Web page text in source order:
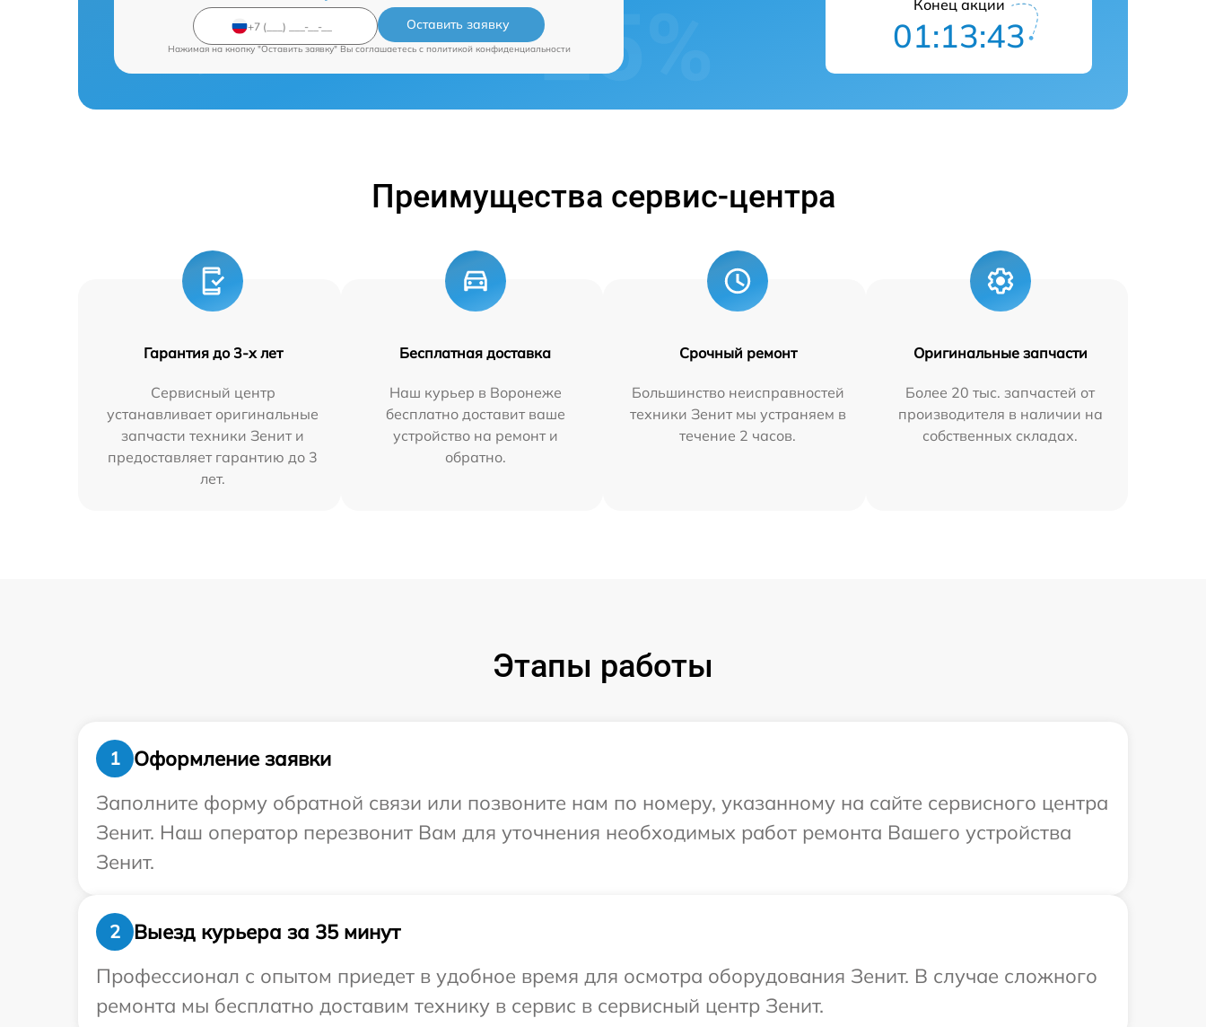
Оставить заявку
Нажимая на кнопку "Оставить заявку" Вы соглашаетесь c политикой конфиденциальности
Конец акции
01:13:42
Преимущества сервис-центра
Гарантия до 3-х лет
Сервисный центр
устанавливает оригинальные
запчасти техники Зенит и
предоставляет гарантию до 3
лет.
Бесплатная доставка
Наш курьер в Воронеже
бесплатно доставит ваше
устройство на ремонт и
обратно.
Срочный ремонт
Большинство неисправностей
техники Зенит мы устраняем в
течение 2 часов.
Оригинальные запчасти
Более 20 тыс. запчастей от
производителя в наличии на
собственных складах.
Этапы работы
1
Оформление заявки
Заполните форму обратной связи или позвоните нам по номеру, указанному на сайте сервисного центра
Зенит. Наш оператор перезвонит Вам для уточнения необходимых работ ремонта Вашего устройства
Зенит.
2
Выезд курьера за 35 минут
Профессионал с опытом приедет в удобное время для осмотра оборудования Зенит. В случае сложного
ремонта мы бесплатно доставим технику в сервис в сервисный центр Зенит.